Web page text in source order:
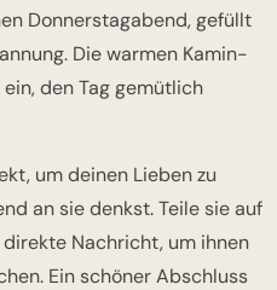
Donnerstagabend, gefüllt
Die warmen Kamin-
den Tag gemütlich
um deinen Lieben zu
an sie denkst. Teile sie auf
Nachricht, um ihnen
Ein schöner Abschluss